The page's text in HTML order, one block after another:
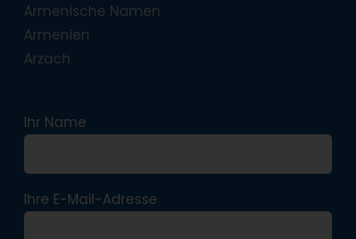
Armenische Namen
Armenien
Arzach
Ihr Name
Ihre E-Mail-Adresse